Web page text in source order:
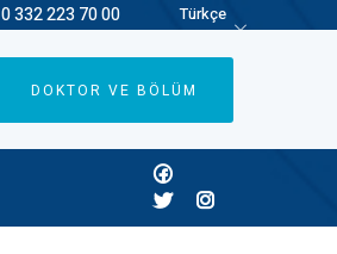
0 332 223 70 00 Türkçe
DOKTOR VE BÖLÜM